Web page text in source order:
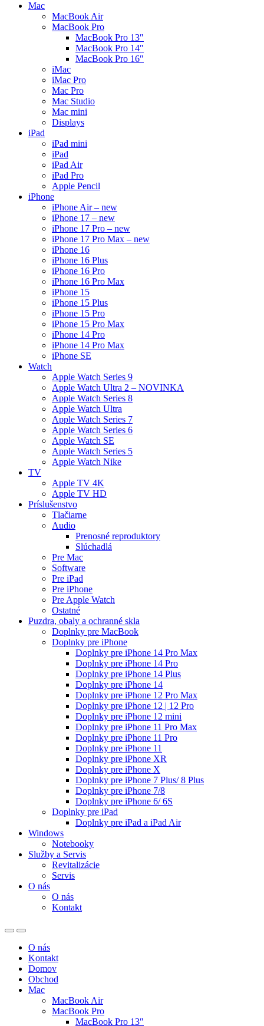
Mac
MacBook Air
MacBook Pro
MacBook Pro 13″
MacBook Pro 14″
MacBook Pro 16″
iMac
iMac Pro
Mac Pro
Mac Studio
Mac mini
Displays
iPad
iPad mini
iPad
iPad Air
iPad Pro
Apple Pencil
iPhone
iPhone Air – new
iPhone 17 – new
iPhone 17 Pro – new
iPhone 17 Pro Max – new
iPhone 16
iPhone 16 Plus
iPhone 16 Pro
iPhone 16 Pro Max
iPhone 15
iPhone 15 Plus
iPhone 15 Pro
iPhone 15 Pro Max
iPhone 14 Pro
iPhone 14 Pro Max
iPhone SE
Watch
Apple Watch Series 9
Apple Watch Ultra 2 – NOVINKA
Apple Watch Series 8
Apple Watch Ultra
Apple Watch Series 7
Apple Watch Series 6
Apple Watch SE
Apple Watch Series 5
Apple Watch Nike
TV
Apple TV 4K
Apple TV HD
Príslušenstvo
Tlačiarne
Audio
Prenosné reproduktory
Slúchadlá
Pre Mac
Software
Pre iPad
Pre iPhone
Pre Apple Watch
Ostatné
Puzdra, obaly a ochranné skla
Doplnky pre MacBook
Doplnky pre iPhone
Doplnky pre iPhone 14 Pro Max
Doplnky pre iPhone 14 Pro
Doplnky pre iPhone 14 Plus
Doplnky pre iPhone 14
Doplnky pre iPhone 12 Pro Max
Doplnky pre iPhone 12 | 12 Pro
Doplnky pre iPhone 12 mini
Doplnky pre iPhone 11 Pro Max
Doplnky pre iPhone 11 Pro
Doplnky pre iPhone 11
Doplnky pre iPhone XR
Doplnky pre iPhone X
Doplnky pre iPhone 7 Plus/ 8 Plus
Doplnky pre iPhone 7/8
Doplnky pre iPhone 6/ 6S
Doplnky pre iPad
Doplnky pre iPad a iPad Air
Windows
Notebooky
Služby a Servis
Revitalizácie
Servis
O nás
O nás
Kontakt
O nás
Kontakt
Domov
Obchod
Mac
MacBook Air
MacBook Pro
MacBook Pro 13″